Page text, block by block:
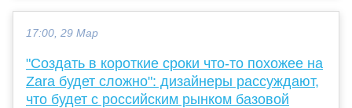
17:00, 29 Мар
"Создать в короткие сроки что-то похожее на
Zara будет сложно": дизайнеры рассуждают,
что будет с российским рынком базовой